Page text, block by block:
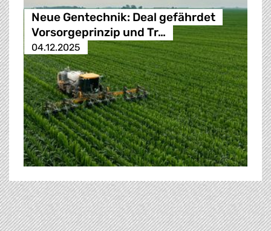
Neue Gentechnik: Deal gefährdet
Vorsorgeprinzip und Tr…
04.12.2025